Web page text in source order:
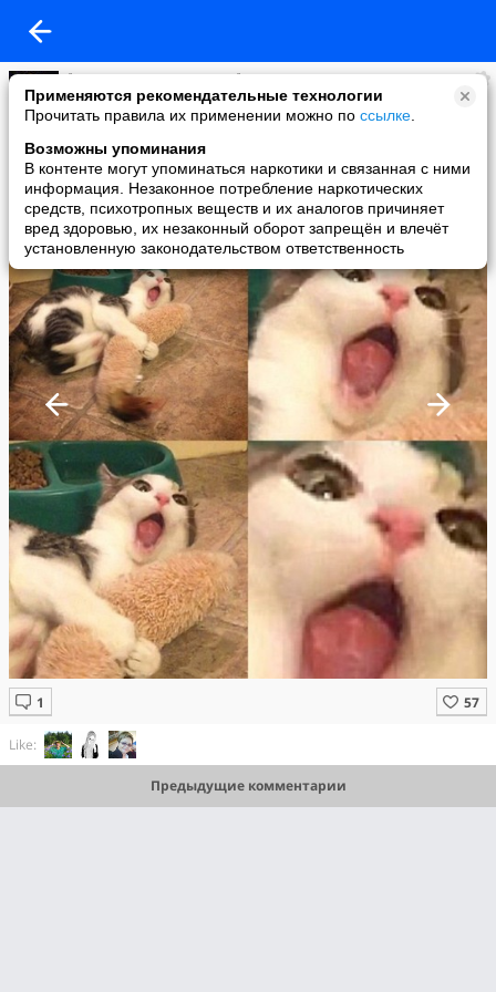
Применяются рекомендательные технологии
Прочитать правила их применении можно по ссылке
Возможны упоминания
В контенте могут упоминаться наркотики и связанная с ними
информация. Незаконное потребление наркотических
средств, психотропных веществ и их аналогов причиняет
вред здоровью, их незаконный оборот запрещён и влечёт
установленную законодательством ответственность
🐾 Мир СОБАК и КОШЕК 🐾
added a photo
26 Apr в 17:05
Like:
Предыдущие комментарии